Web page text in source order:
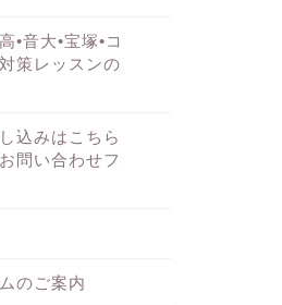
•音大•宝塚•コ
策レッスンの
込みはこちら
問い合わせフ
のご案内